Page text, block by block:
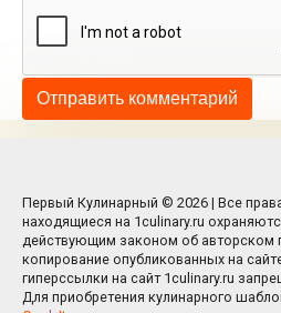
Первый Кулинарный © 2026 | Все
находящиеся на 1culinary.ru
действующим законом об авторском
копирование опубликованных на
гиперссылки на сайт 1culinary.ru
Для приобретения кулинарного